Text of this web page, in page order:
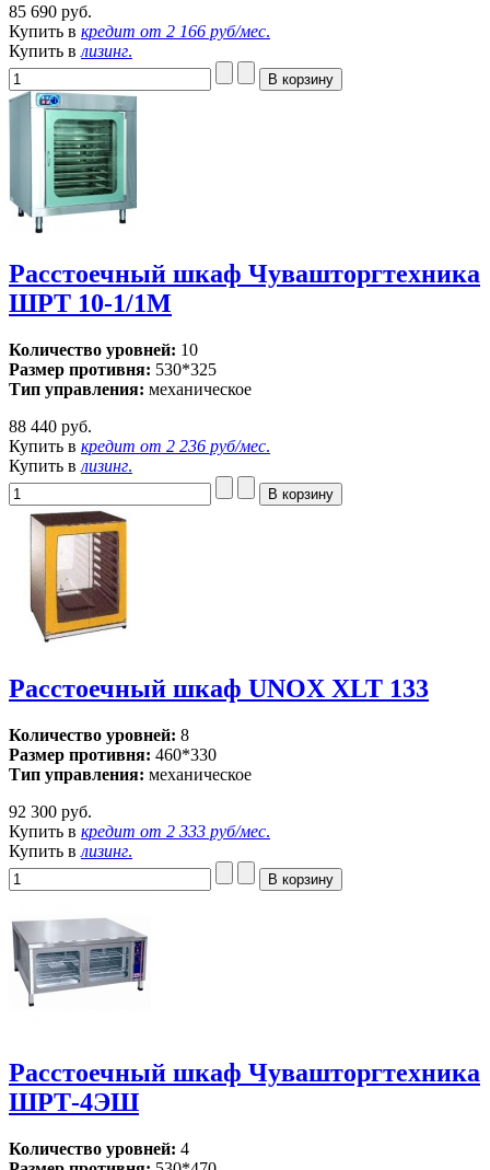
85 690 руб.
Купить в кредит от 2 166 руб/мес.
Купить в лизинг.
Расстоечный шкаф Чувашторгтехника
ШРТ 10-1/1М
Количество уровней: 10
Размер противня: 530*325
Тип управления: механическое
88 440 руб.
Купить в кредит от 2 236 руб/мес.
Купить в лизинг.
Расстоечный шкаф UNOX XLT 133
Количество уровней: 8
Размер противня: 460*330
Тип управления: механическое
92 300 руб.
Купить в кредит от 2 333 руб/мес.
Купить в лизинг.
Расстоечный шкаф Чувашторгтехника
ШРТ-4ЭШ
Количество уровней: 4